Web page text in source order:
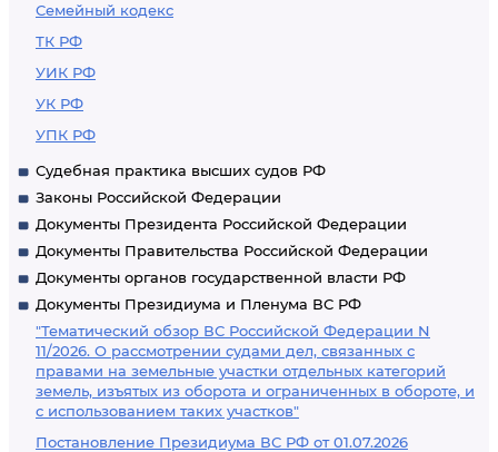
Семейный кодекс
ТК РФ
УИК РФ
УК РФ
УПК РФ
Судебная практика высших судов РФ
Законы Российской Федерации
Документы Президента Российской Федерации
Документы Правительства Российской Федерации
Документы органов государственной власти РФ
Документы Президиума и Пленума ВС РФ
"Тематический обзор ВС Российской Федерации N
11/2026. О рассмотрении судами дел, связанных с
правами на земельные участки отдельных категорий
земель, изъятых из оборота и ограниченных в обороте, и
с использованием таких участков"
Постановление Президиума ВС РФ от 01.07.2026